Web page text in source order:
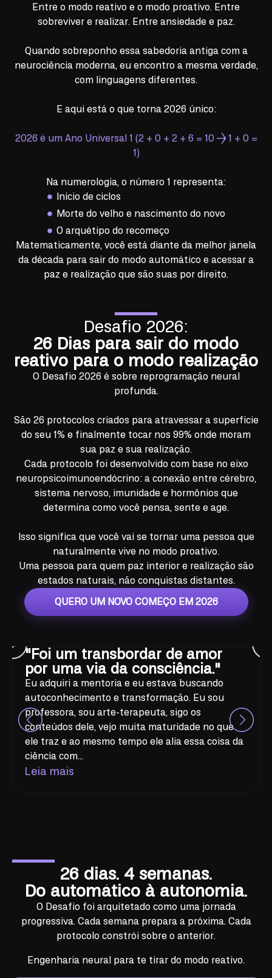
Entre o modo reativo e o modo proativo. Entre
sobreviver e realizar. Entre ansiedade e paz.
Quando sobreponho essa sabedoria antiga com a
neurociência moderna, eu encontro a mesma verdade,
com linguagens diferentes.
E aqui está o que torna 2026 único:
2026 é um Ano Universal 1 (2 + 0 + 2 + 6 = 10 → 1 + 0 =
1)
Na numerologia, o número 1 representa:
Início de ciclos
Morte do velho e nascimento do novo
O arquétipo do recomeço
Matematicamente, você está diante da melhor janela
da década para sair do modo automático e acessar a
paz e realização que são suas por direito.
Desafio 2026:
26 Dias para sair do modo
reativo para o modo realização
O Desafio 2026 é sobre reprogramação neural
profunda.
São 26 protocolos criados para atravessar a superfície
do seu 1% e finalmente tocar nos 99% onde moram
sua paz e sua realização.
Cada protocolo foi desenvolvido com base no eixo
neuropsicoimunoendócrino: a conexão entre cérebro,
sistema nervoso, imunidade e hormônios que
determina como você pensa, sente e age.
Isso significa que você vai se tornar uma pessoa que
naturalmente vive no modo proativo.
Uma pessoa para quem paz interior e realização são
estados naturais, não conquistas distantes.
QUERO UM NOVO COMEÇO EM 2026
"Foi um transbordar de amor
por uma via da consciência."
Eu adquiri a mentoria e eu estava buscando
autoconhecimento e transformação. Eu sou
professora, sou arte-terapeuta, sigo os
conteúdos dele, vejo muita maturidade no que
ele traz e ao mesmo tempo ele alia essa coisa da
ciência com…
Leia mais
26 dias. 4 semanas.
Do automático à autonomia.
O Desafio foi arquitetado como uma jornada
progressiva. Cada semana prepara a próxima. Cada
protocolo constrói sobre o anterior.
Engenharia neural para te tirar do modo reativo.